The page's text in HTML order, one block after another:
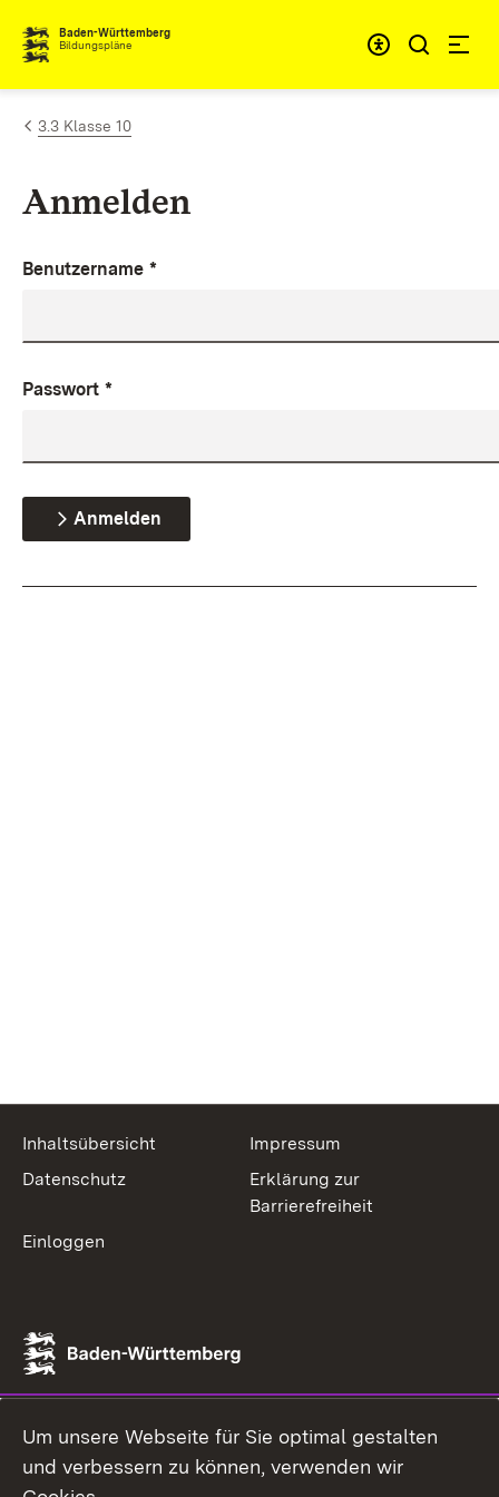
Zum Inhalt springen
Baden-Württemberg
Bildungspläne
3.3 Klasse 10
Anmelden
Benutzername *
Passwort *
Anmelden
Inhaltsübersicht
Impressum
Datenschutz
Erklärung zur
Barrierefreiheit
Einloggen
Um unsere Webseite für Sie optimal gestalten
und verbessern zu können, verwenden wir